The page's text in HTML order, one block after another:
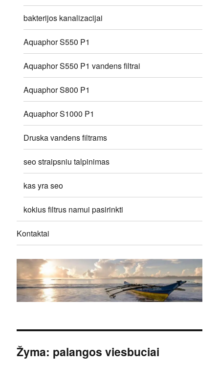
bakterijos kanalizacijai
Aquaphor S550 P1
Aquaphor S550 P1 vandens filtrai
Aquaphor S800 P1
Aquaphor S1000 P1
Druska vandens filtrams
seo straipsniu talpinimas
kas yra seo
kokius filtrus namui pasirinkti
Kontaktai
Žyma: palangos viesbuciai